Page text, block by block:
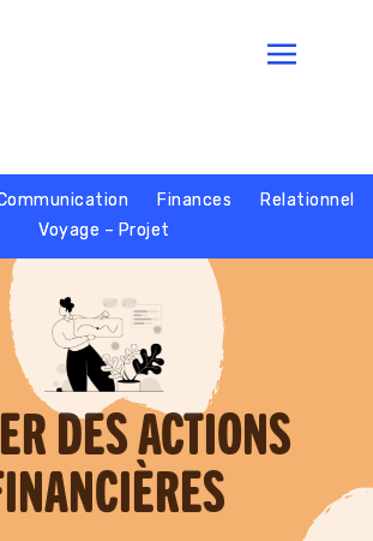
Finances
Relationnel
Voyage – Projet
DES ACTIONS